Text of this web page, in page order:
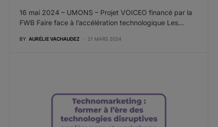
16 mai 2024 – UMONS – Projet VOICEO financé par la
FWB Faire face à l’accélération technologique Les…
BY AURÉLIE VACHAUDEZ 21 MARS 2024